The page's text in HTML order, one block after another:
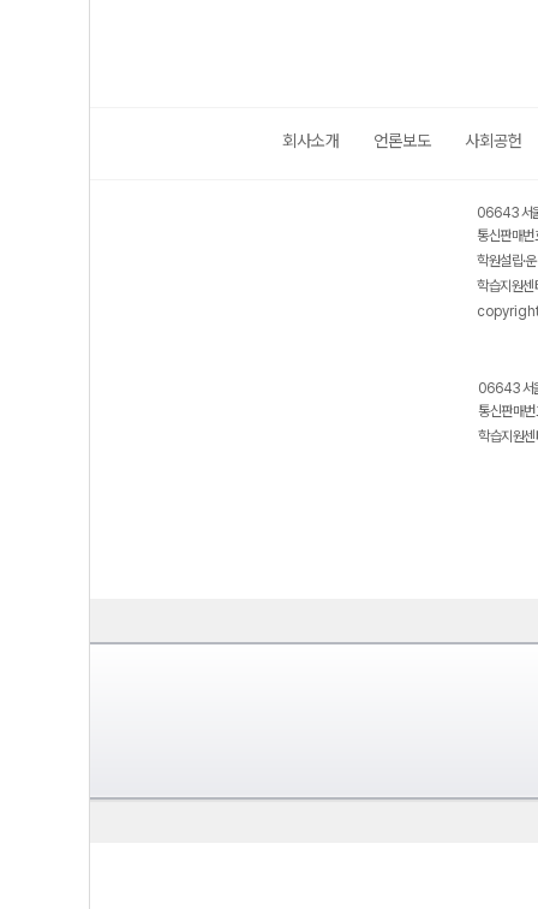
회사소개 언론보도 사회공헌
06643 서
통신판매
학원설립·
학습지원
06643 서
통신판매
학습지원